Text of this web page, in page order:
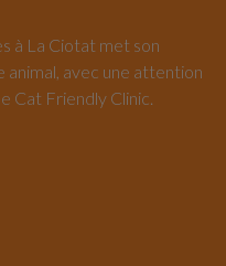
à La Ciotat met son
avec une attention
Cat Friendly Clinic.